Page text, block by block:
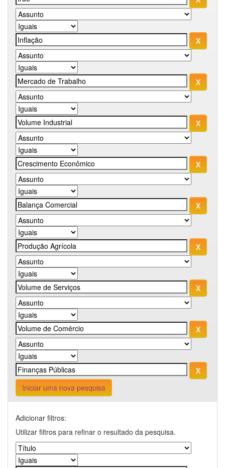
Iniciar uma nova pesquisa
Adicionar filtros:
Utilizar filtros para refinar o resultado da pesquisa.